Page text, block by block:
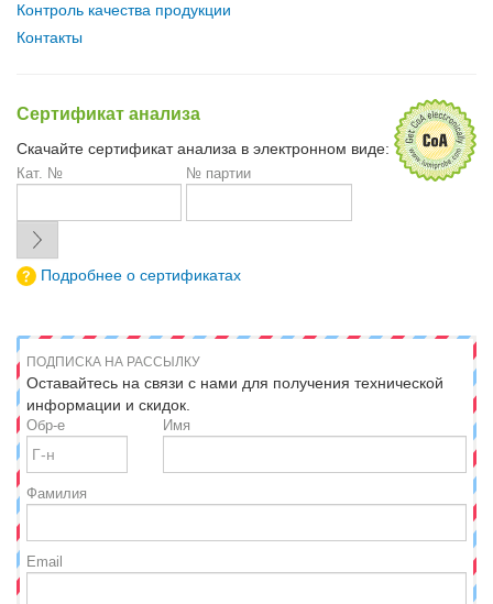
Контроль качества продукции
Контакты
Сертификат анализа
Скачайте сертификат анализа в электронном виде:
Кат. № № партии
Подробнее о сертификатах
ПОДПИСКА НА РАССЫЛКУ
Оставайтесь на связи с нами для получения технической
информации и скидок.
Обр-е Имя
Фамилия
Email